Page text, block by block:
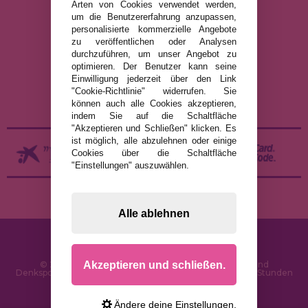
RECHTLICHE HINWEISE
DATENSCHUTZRICHTLINIE
COOKIE-RICHTLINIE
VERSAND UND RÜCKGABE
RÜCKGABE / WIDERRUF
© 2026 PuzzleLaden.de - Online-Shop für Puzzles und
Denksportaufgaben im Internet. Schnelle Lieferung in 24 Stunden
Arten von Cookies verwendet werden,
um die Benutzererfahrung anzupassen,
personalisierte kommerzielle Angebote
zu veröffentlichen oder Analysen
durchzuführen, um unser Angebot zu
optimieren. Der Benutzer kann seine
Einwilligung jederzeit über den Link
"Cookie-Richtlinie" widerrufen. Sie
können auch alle Cookies akzeptieren,
indem Sie auf die Schaltfläche
"Akzeptieren und Schließen" klicken. Es
ist möglich, alle abzulehnen oder einige
Cookies über die Schaltfläche
"Einstellungen" auszuwählen.
Alle ablehnen
Akzeptieren und schließen.
Ändere deine Einstellungen.